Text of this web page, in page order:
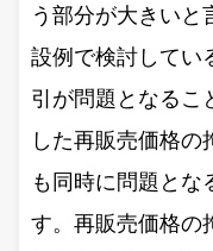
う部分が大きいと
設例で検討してい
引が問題となるこ
した再販売価格の
も同時に問題とな
す。再販売価格の